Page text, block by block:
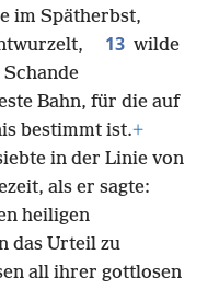
im Spätherbst,
13 wilde
Bahn, für die auf
bestimmt ist.+
in der Linie von
als er sagte:
heiligen
das Urteil zu
all ihrer gottlosen